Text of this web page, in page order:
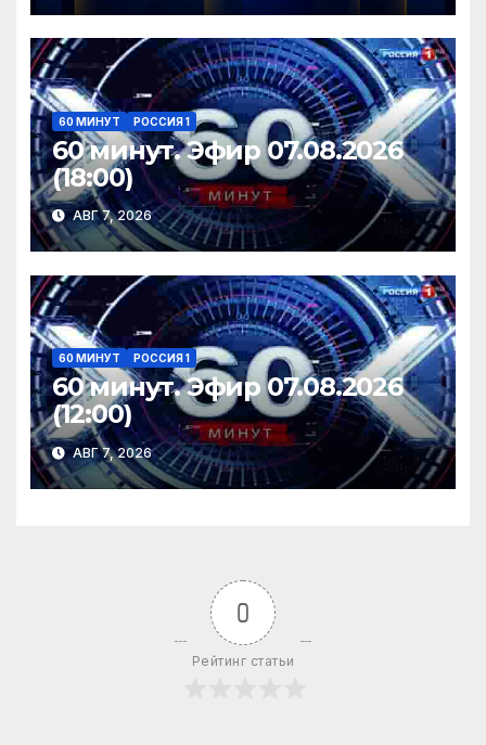
60 МИНУТ РОССИЯ 1
60 минут. Эфир 07.08.2026
(18:00)
АВГ 7, 2026
60 МИНУТ РОССИЯ 1
60 минут. Эфир 07.08.2026
(12:00)
АВГ 7, 2026
0
Рейтинг статьи